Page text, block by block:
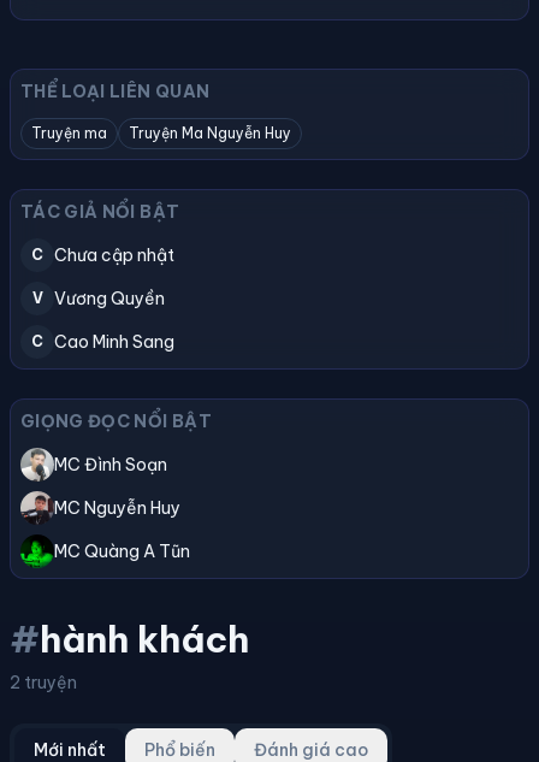
THỂ LOẠI LIÊN QUAN
Truyện ma Truyện Ma Nguyễn Huy
TÁC GIẢ NỔI BẬT
C Chưa cập nhật
V Vương Quyền
C Cao Minh Sang
GIỌNG ĐỌC NỔI BẬT
MC Đình Soạn
MC Nguyễn Huy
MC Quàng A Tũn
#hành khách
2 truyện
Mới nhất Phổ biến Đánh giá cao